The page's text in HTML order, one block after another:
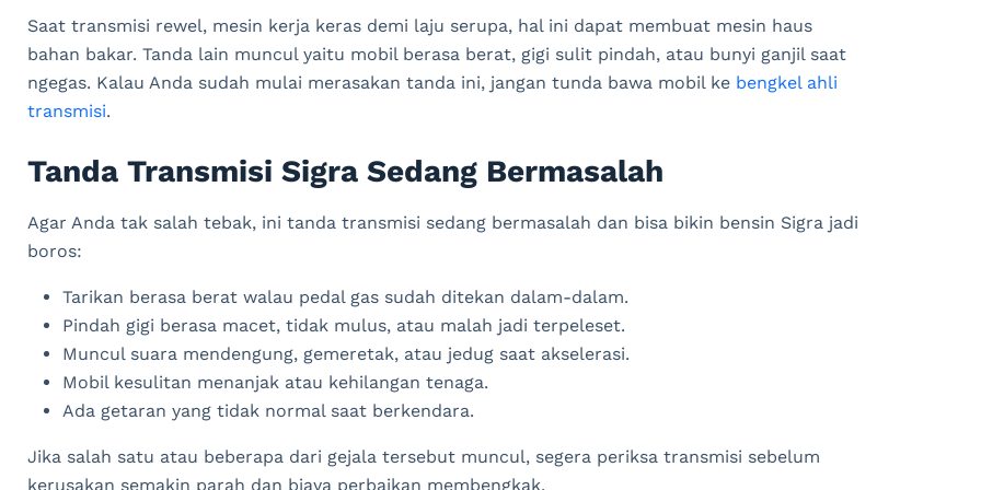
Saat transmisi rewel, mesin kerja keras demi laju serupa, hal ini dapat membuat mesin haus
bahan bakar. Tanda lain muncul yaitu mobil berasa berat, gigi sulit pindah, atau bunyi ganjil saat
ngegas. Kalau Anda sudah mulai merasakan tanda ini, jangan tunda bawa mobil ke bengkel ahli
transmisi.
Tanda Transmisi Sigra Sedang Bermasalah
Agar Anda tak salah tebak, ini tanda transmisi sedang bermasalah dan bisa bikin bensin Sigra jadi
boros:
Tarikan berasa berat walau pedal gas sudah ditekan dalam-dalam.
Pindah gigi berasa macet, tidak mulus, atau malah jadi terpeleset.
Muncul suara mendengung, gemeretak, atau jedug saat akselerasi.
Mobil kesulitan menanjak atau kehilangan tenaga.
Ada getaran yang tidak normal saat berkendara.
Jika salah satu atau beberapa dari gejala tersebut muncul, segera periksa transmisi sebelum
kerusakan semakin parah dan biaya perbaikan membengkak.